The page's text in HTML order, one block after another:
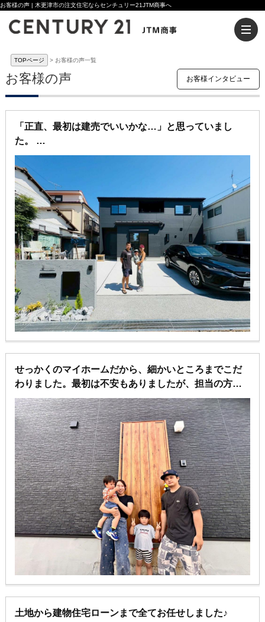
お客様の声 | 木更津市の注文住宅ならセンチュリー21JTM商事へ
TOPページ お客様の声一覧
お客様の声 お客様インタビュー
「正直、最初は建売でいいかな…」と思っていまし
た。
価格も分かりやすいし、すぐ住める安心感もある。そ
う考えて建売住宅を中心に探していたんです。
ところが、営業さんからいただいたのはまさかの“新し
い提案”。
少しだけエリアを変えてみることで、建売よりもコス
トを抑えながら、フルオーダーの注文住宅が建てられ
るというお話でした。
正直最初は半信半疑でしたが、提案を聞いていくうち
に「これなら理想が叶えられるかもしれない」とワク
ワク。
間取りやデザインも自由に考えられるので、家族のラ
イフスタイルに合わせた“わが家だけの設計”ができま
した。
結果として、建売に比べても予算を抑えながら、満足
度の高い注文住宅を実現。
営業さんの提案力、設計士さんの柔軟なアイデアには
本当に感謝しています。
「建売でいいか…」と思っていた私たちにとって、こ
の選択は大正解。
いまでは帰るのが楽しみになる、大満足のマイホーム
になりました！
せっかくのマイホームだから、細かいところまでこだ
わりました。最初は不安もありましたが、担当の方が
親身に相談にのってくれて、イメージ通りの家が完
成！特にシューズインクロークからお風呂までの動線
は、実際に住んでみて“本当に作ってよかった”と実感
しています！家族みんなが笑顔で過ごせる、大満足の
住まいになりました。
土地から建物住宅ローンまで全てお任せしました♪